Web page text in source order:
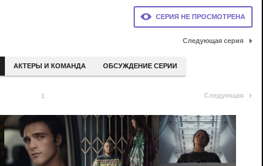
СЕРИЯ НЕ ПРОСМОТРЕНА
Следующая серия
АКТЕРЫ И КОМАНДА ОБСУЖДЕНИЕ СЕРИИ
1 Следующая